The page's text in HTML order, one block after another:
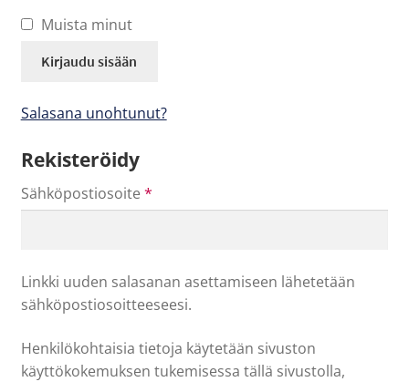
Ohje
Muista minut
Kirjaudu sisään
Salasana unohtunut?
Rekisteröidy
Sähköpostiosoite *Vaaditaan
Linkki uuden salasanan asettamiseen lähetetään
sähköpostiosoitteeseesi.
Henkilökohtaisia tietoja käytetään sivuston
käyttökokemuksen tukemisessa tällä sivustolla,